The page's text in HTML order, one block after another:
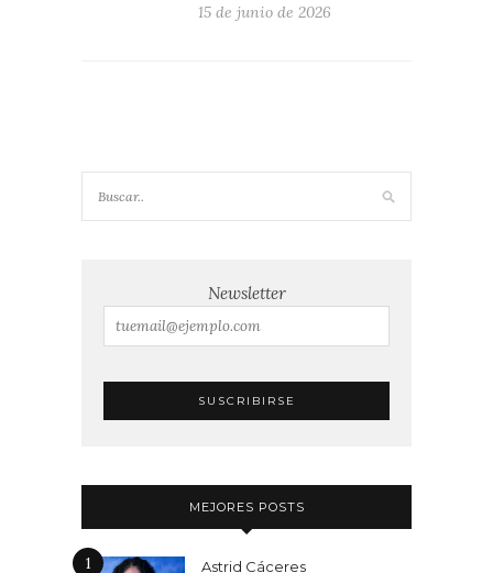
15 de junio de 2026
Newsletter
MEJORES POSTS
1 Astrid Cáceres